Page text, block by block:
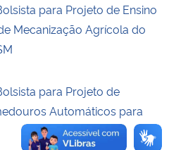
para Projeto de Ensino
Mecanização Agrícola do
para Projeto de
Automáticos para